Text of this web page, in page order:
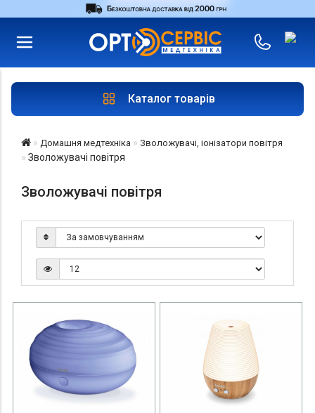
Магазини
UA Увійти
Каталог товарів
Домашня медтехніка Зволожувачі, іонізатори повітря
Зволожувачі повітря
Зволожувачі повітря